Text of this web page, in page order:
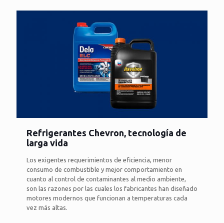
Refrigerantes Chevron, tecnología de
larga vida
Los exigentes requerimientos de eficiencia, menor
consumo de combustible y mejor comportamiento en
cuanto al control de contaminantes al medio ambiente,
son las razones por las cuales los fabricantes han diseñado
motores modernos que funcionan a temperaturas cada
vez más altas.